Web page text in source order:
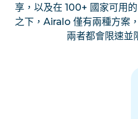
享，以及在 100+ 國家可用
之下，Airalo 僅有兩種方案
兩者都會限速並